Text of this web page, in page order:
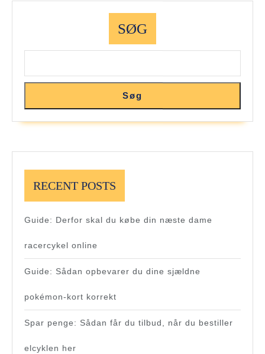
SØG
Søg
RECENT POSTS
Guide: Derfor skal du købe din næste dame
racercykel online
Guide: Sådan opbevarer du dine sjældne
pokémon-kort korrekt
Spar penge: Sådan får du tilbud, når du bestiller
elcyklen her